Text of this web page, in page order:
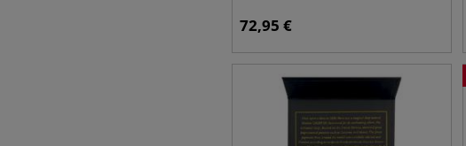
72,95 €